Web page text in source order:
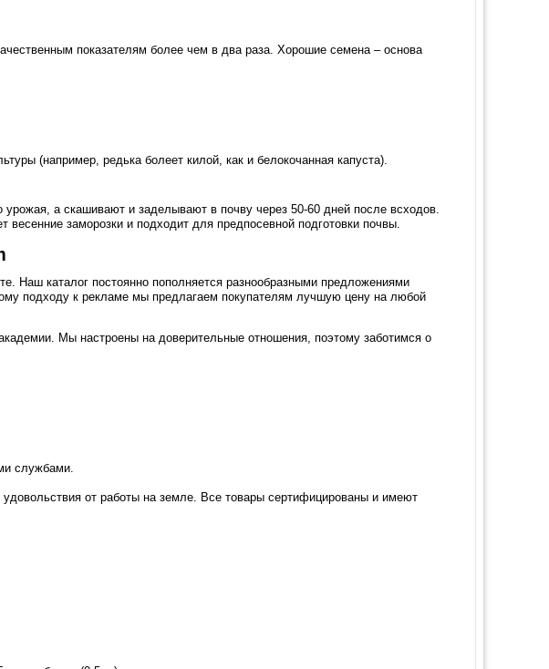
показателям более чем в два раза. Хорошие семена – основа
(например, редька болеет килой, как и белокочанная капуста).
а скашивают и заделывают в почву через 50-60 дней после всходов.
заморозки и подходит для предпосевной подготовки почвы.
Наш каталог постоянно пополняется разнообразными предложениями
подходу к рекламе мы предлагаем покупателям лучшую цену на любой
Мы настроены на доверительные отношения, поэтому заботимся о
службами.
удовольствия от работы на земле. Все товары сертифицированы и имеют